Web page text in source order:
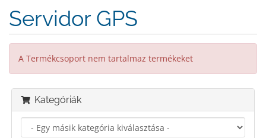
Servidor GPS
A Termékcsoport nem tartalmaz termékeket
Kategóriák